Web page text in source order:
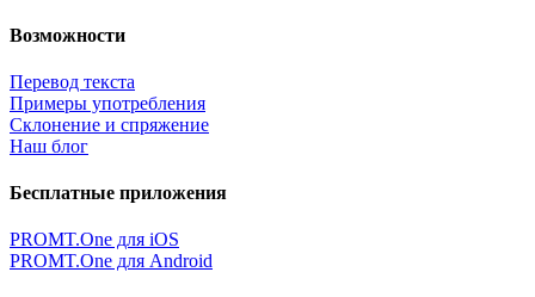
Возможности
Перевод текста
Примеры употребления
Склонение и спряжение
Наш блог
Бесплатные приложения
PROMT.One для iOS
PROMT.One для Android